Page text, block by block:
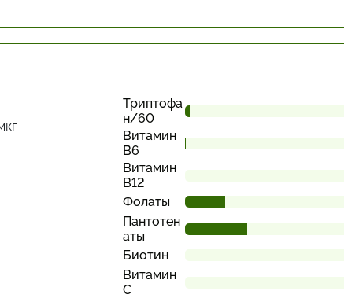
Триптофа
н/60
Витамин
В6
Витамин
В12
Фолаты
Пантотен
аты
Биотин
Витамин
С